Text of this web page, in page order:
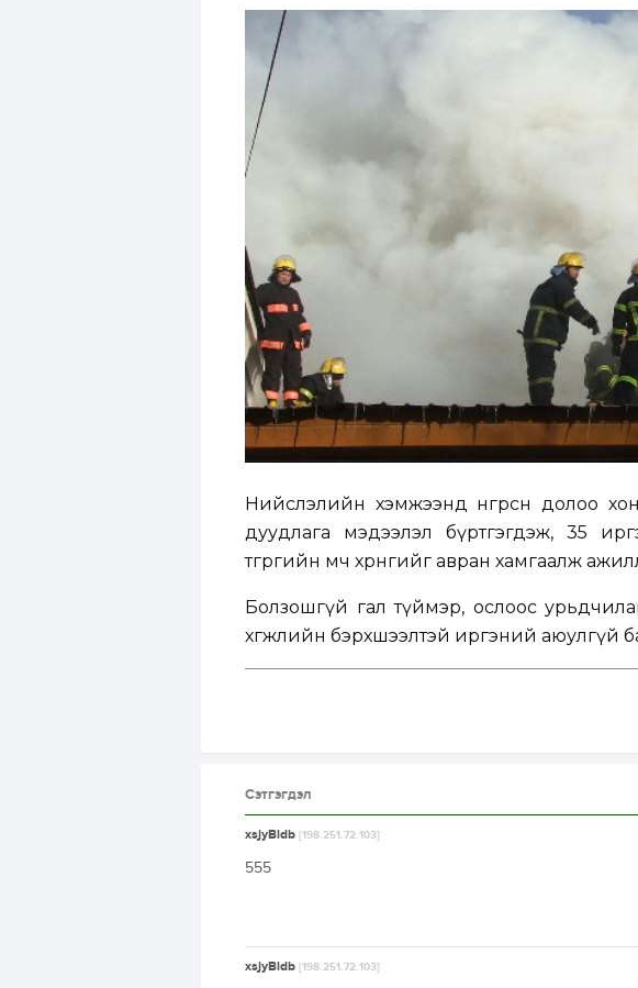
Нийслэлийн хэмжээнд өнгөрсөн долоо
дуудлага мэдээлэл бүртгэгдэж, 35
төгрөгийн өмч хөрөнгийг авран хамгаалж
Болзошгүй гал түймэр, ослоос
хөгжлийн бэрхшээлтэй иргэний аюулгүй
Сэтгэгдэл
xsjyBldb [198.251.72.103]
555
xsjyBldb [198.251.72.103]